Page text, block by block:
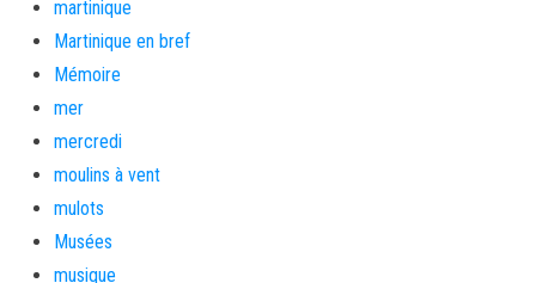
martinique
Martinique en bref
Mémoire
mer
mercredi
moulins à vent
mulots
Musées
musique